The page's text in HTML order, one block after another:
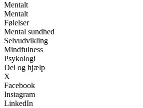
Mentalt
Mentalt
Følelser
Mental sundhed
Selvudvikling
Mindfulness
Psykologi
Del og hjælp
X
Facebook
Instagram
LinkedIn